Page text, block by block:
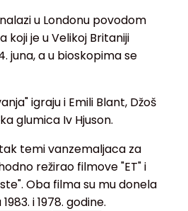
u Londonu povodom
je u Velikoj Britaniji
juna, a u bioskopima se
igraju i Emili Blant, Džoš
glumica Iv Hjuson.
temi vanzemaljaca za
režirao filmove "ET" i
Oba filma su mu donela
i 1978. godine.